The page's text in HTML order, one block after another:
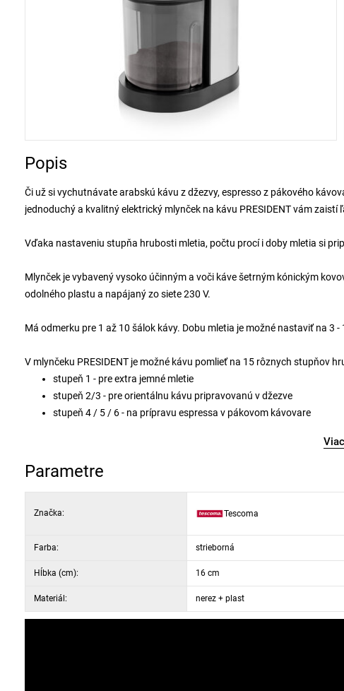
Popis
Či už si vychutnávate arabskú kávu z džezvy, espresso z pákového
jednoduchý a kvalitný elektrický mlynček na kávu PRESIDENT vám zaistí
Vďaka nastaveniu stupňa hrubosti mletia, počtu procí i doby mletia si
Mlynček je vybavený vysoko účinným a voči káve šetrným kónickým
odolného plastu a napájaný zo siete 230 V.
Má odmerku pre 1 až 10 šálok kávy. Dobu mletia je možné nastaviť na 3 -
V mlynčeku PRESIDENT je možné kávu pomlieť na 15 rôznych stupňov
stupeň 1 - pre extra jemné mletie
stupeň 2/3 - pre orientálnu kávu pripravovanú v džezve
stupeň 4 / 5 / 6 - na prípravu espressa v pákovom kávovare
stupeň 12 / 13 - pre zalievanú kávu „turek“ a káva „french press“
stupeň 15/15 - pre ľadovú kávu Cold brew
Viac
Parametre
Značka: Tescoma
Farba: strieborná
Hĺbka (cm): 16 cm
Materiál: nerez + plast